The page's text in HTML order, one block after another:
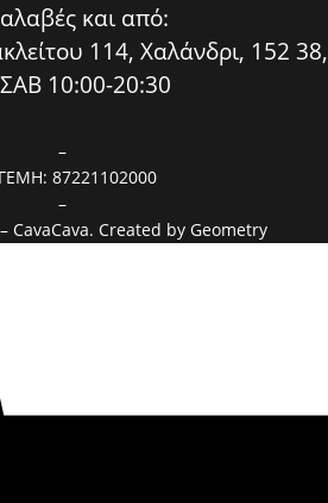
και από:
114, Χαλάνδρι, 152 38,
10:00-20:30
–
87221102000
–
CavaCava. Created by Geometry